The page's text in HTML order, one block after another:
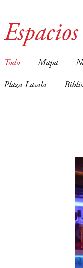
Todo Mapa
Plaza Lasala